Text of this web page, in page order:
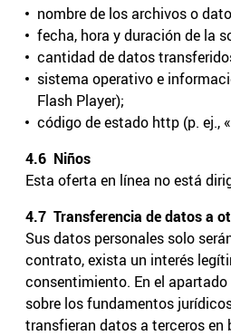
nombre de los archivos o
fecha, hora y duración de la
cantidad de datos
sistema operativo e
Flash Player);
código de estado http (p. ej.,
4.6 Niños
Esta oferta en línea no está
4.7 Transferencia de datos a
Sus datos personales solo
contrato, exista un interés
consentimiento. En el
sobre los fundamentos
transfieran datos a terceros en